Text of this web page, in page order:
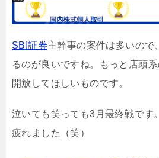
SBI証券主幹事の案件は多いので
るのが良いですね。もっと店頭
開放してほしいものです。
泣いても笑っても3月最終戦です
疲れました（笑）